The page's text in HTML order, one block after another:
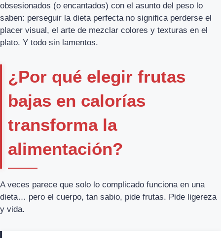
obsesionados (o encantados) con el asunto del peso lo
saben: perseguir la dieta perfecta no significa perderse el
placer visual, el arte de mezclar colores y texturas en el
plato. Y todo sin lamentos.
¿Por qué elegir frutas
bajas en calorías
transforma la
alimentación?
A veces parece que solo lo complicado funciona en una
dieta… pero el cuerpo, tan sabio, pide frutas. Pide ligereza
y vida.